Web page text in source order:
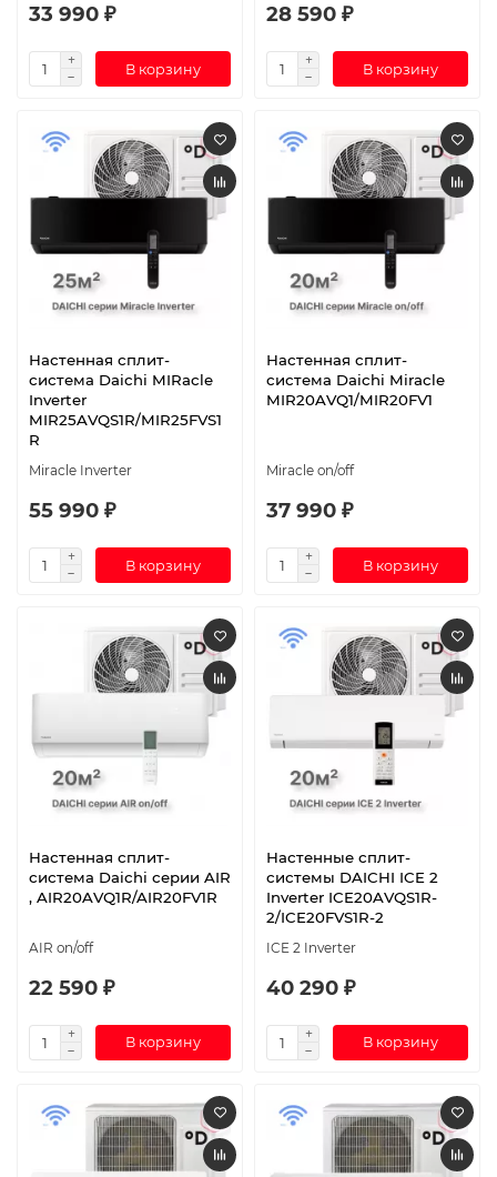
33 990 ₽
В корзину
28 590 ₽
В корзину
Настенная сплит-
система Daichi MIRacle
Inverter
MIR25AVQS1R/MIR25FVS1
R
Miracle Inverter
55 990 ₽
В корзину
Настенная сплит-
система Daichi Miracle
MIR20AVQ1/MIR20FV1
Miracle on/off
37 990 ₽
В корзину
Настенная сплит-
система Daichi серии AIR
, AIR20AVQ1R/AIR20FV1R
AIR on/off
22 590 ₽
В корзину
Настенные сплит-
системы DAICHI ICE 2
Inverter ICE20AVQS1R-
2/ICE20FVS1R-2
ICE 2 Inverter
40 290 ₽
В корзину